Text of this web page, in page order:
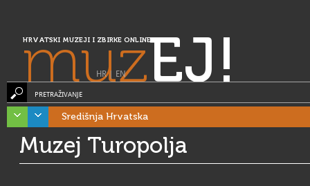
HRVATSKI MUZEJI I ZBIRKE ONLINE
muzEJ!
HR| EN
PRETRAŽIVANJE
Središnja Hrvatska
Muzej Turopolja